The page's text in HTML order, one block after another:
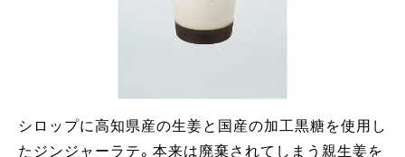
シロップに高知県産の生姜と国産の加工黒糖を使用し
たジンジャーラテ。本来は廃棄されてしまう親生姜を